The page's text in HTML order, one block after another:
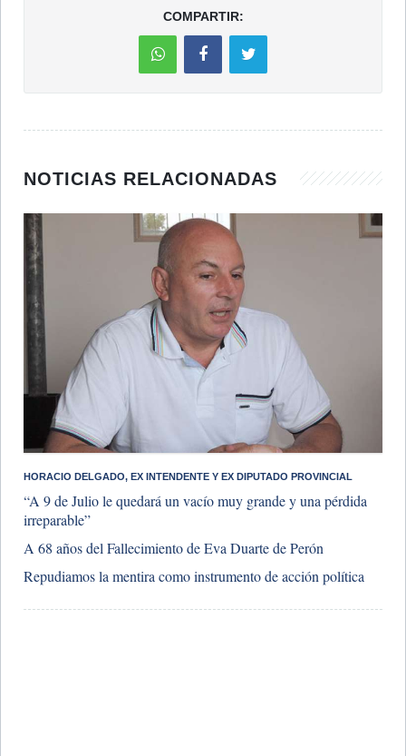
COMPARTIR:
NOTICIAS RELACIONADAS
HORACIO DELGADO, EX INTENDENTE Y EX DIPUTADO PROVINCIAL
“A 9 de Julio le quedará un vacío muy grande y una pérdida
irreparable”
​A 68 años del Fallecimiento de Eva Duarte de Perón
Repudiamos la mentira como instrumento de acción política